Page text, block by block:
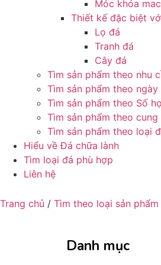
Móc khóa
Thiết kế đặc biệt
Lọ đá
Tranh đá
Cây đá
Tìm sản phẩm theo nhu
Tìm sản phẩm theo
Tìm sản phẩm theo Số
Tìm sản phẩm theo
Tìm sản phẩm theo loại
Hiểu về Đá chữa lành
Tìm loại đá phù hợp
Liên hệ
Trang chủ / Tìm theo loại sản phẩm
Danh mục